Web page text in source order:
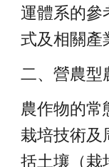
運體系的參
式及相關產
二、營農型
農作物的常
栽培技術及
括土壤（栽